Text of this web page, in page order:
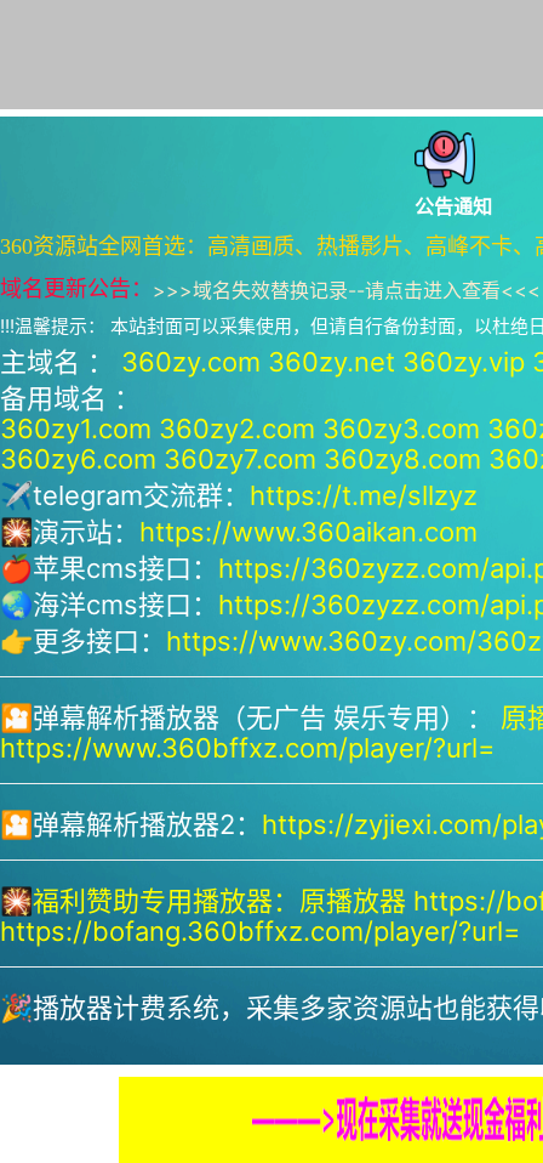
公告通知
360资源站全网首选：高清画质、热播影片、高峰不卡
域名更新公告： >>>域名失效替换记录--请点击进入查看<<<
!!!温馨提示： 本站封面可以采集使用，但请自行备份封面，以杜绝
主域名 ： 360zy.com 360zy.net 360zy.vip
备用域名 ：
360zy1.com 360zy2.com 360zy3.com
360zy6.com 360zy7.com 360zy8.com
✈telegram交流群： https://t.me/sllzyz
🎇演示站： https://www.360aikan.com
🍎苹果cms接口： https://360zyzz.com/
🌏海洋cms接口： https://360zyzz.com/
👉更多接口： https://www.360zy.com/
🎦弹幕解析播放器（无广告 娱乐专用）： 原
https://www.360bffxz.com/player/?url=
🎦弹幕解析播放器2： https://zyjiexi.com/
🎇福利赞助专用播放器： 原播放器 https://
https://bofang.360bffxz.com/player/?url=
🎉播放器计费系统，采集多家资源站也能获